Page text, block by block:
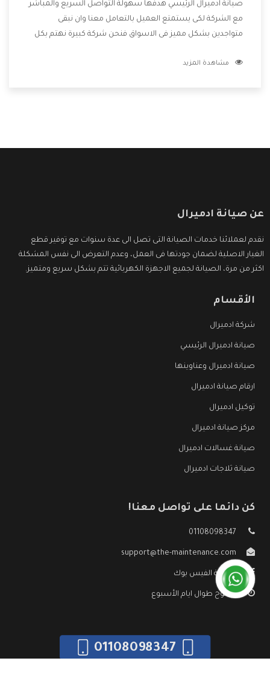
صيانة ادميرال الرئيسي هدفها سهولة التواصل السريع والمباشر
مع الشركة لكى يستمتع العميل بالتعامل معنا وان نبقى
متواجدين بشكل مميز فى الاسواق فنحن شركة كبيرة نهتم بكل
الشركة بها والتى تكون منها خدمة الصيانة التى تكون من أهم
مشاهدة المزيد
عن صيانة ادميرال
نقدم لعملائنا خدمات الصيانة التى تصل الى عدة سنوات مع توفير قطع
الغيار الاصلية لضمان جودتها فى العمل، وعدم التعرض الى نفس المشكلة
اكثر من مرة، الصيانة لجميع الاجهزة الكهربائية تتم بشكل سريع ومتميز.
الأقسام
شركة ادميرال
صيانة ادميرال الرئيسي
صيانة ادميرال وعناوينها
ارقام صيانة ادميرال
توكيل ادميرال
مركز صيانة ادميرال
صيانة غسالات ادميرال
صيانة ثلاجات ادميرال
كن دائما على تواصل معنا!
01108098347
support@the-maintenance.com
صفحة الفيس بوك
مفتوح طوال ايام الأسبوع
01108098347